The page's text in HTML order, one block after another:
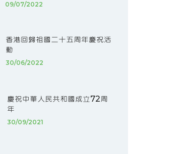
09/07/2022
香港回歸祖國二十五周年慶祝活
動
30/06/2022
慶祝中華人民共和國成立72周
年
30/09/2021